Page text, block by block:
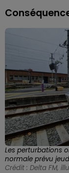
Les perturbations
normale prévu
Crédit : Delta FM,